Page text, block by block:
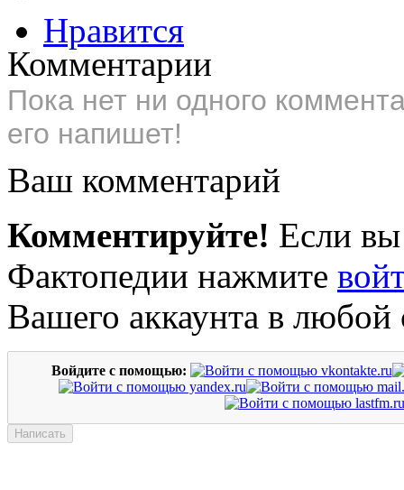
Нравится
Комментарии
Пока нет ни одного
его напишет!
Ваш комментарий
Комментируйте! Если вы
Фактопедии нажмите
Вашего аккаунта в любой
Войдите с помощью: